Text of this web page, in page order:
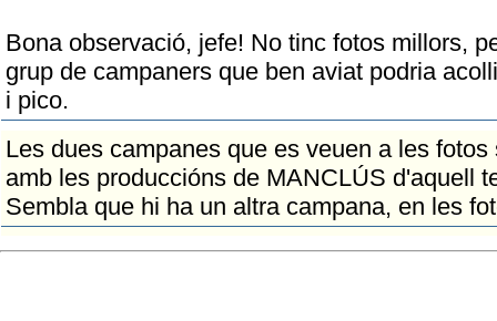
Bona observació, jefe! No tinc fotos millors,
grup de campaners que ben aviat podria
i pico.
Les dues campanes que es veuen a les
amb les produccións de MANCLÚS d'aquell
Sembla que hi ha un altra campana, en les